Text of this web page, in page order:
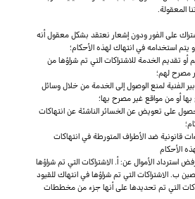
المعقولة.
على الفور ودون إشعار نعتقد بشكل معقول أنه
يتم استخدامه في انتهاك لهذه الأحكام؛
أو تقديم الخدمة للاشتراكات التي تم شراؤها من
مصرح لهم؛
الفنية لمنع الوصول إلى الخدمة من خلال وسائل
أو من مواقع غير مصرح بها؛
على تعويض عن الخسائر الناشئة عن انتهاكات
قانونية ضد الأطراف المتورطة في انتهاكات
الأحكام
الأموال عن: أ. الاشتراكات التي تم شراؤها
ب. الاشتراكات التي تم شراؤها في انتهاك للقيود
التي تم تحديدها على أنها جزء من مخططات